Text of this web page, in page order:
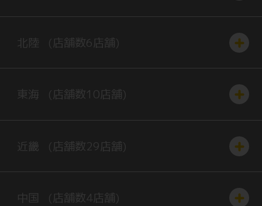
北陸 (店舗数6店舗)
東海 (店舗数 10店舗)
近畿 (店舗数29店舗)
中国 (店舗数4店舗)